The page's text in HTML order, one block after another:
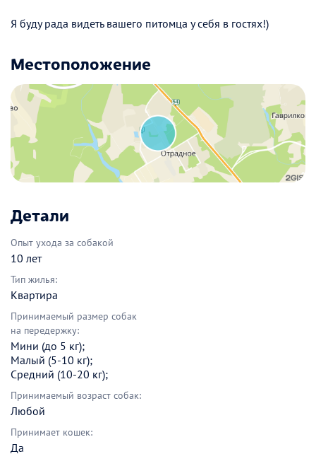
Я буду рада видеть вашего питомца у себя в гостях!)
Местоположение
Детали
Опыт ухода за собакой
10 лет
Тип жилья:
Квартира
Принимаемый размер собак
на передержку:
Мини (до 5 кг);
Малый (5-10 кг);
Средний (10-20 кг);
Принимаемый возраст собак:
Любой
Принимает кошек:
Да